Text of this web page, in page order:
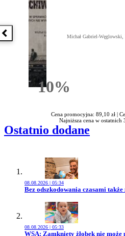
Poprzednia książka
10%Rabatu
Michał Gabriel-Węglowski,
Cena promocyjna: 89,10 zł |
Najniższa cena w ostatnich
Ostatnio dodane
08.08.2026 | 05:34
Przejdź do artykułu:
Bez odszkodowania czasami
08.08.2026 | 05:33
Przejdź do artykułu:
WSA: Zamknięty żłobek nie